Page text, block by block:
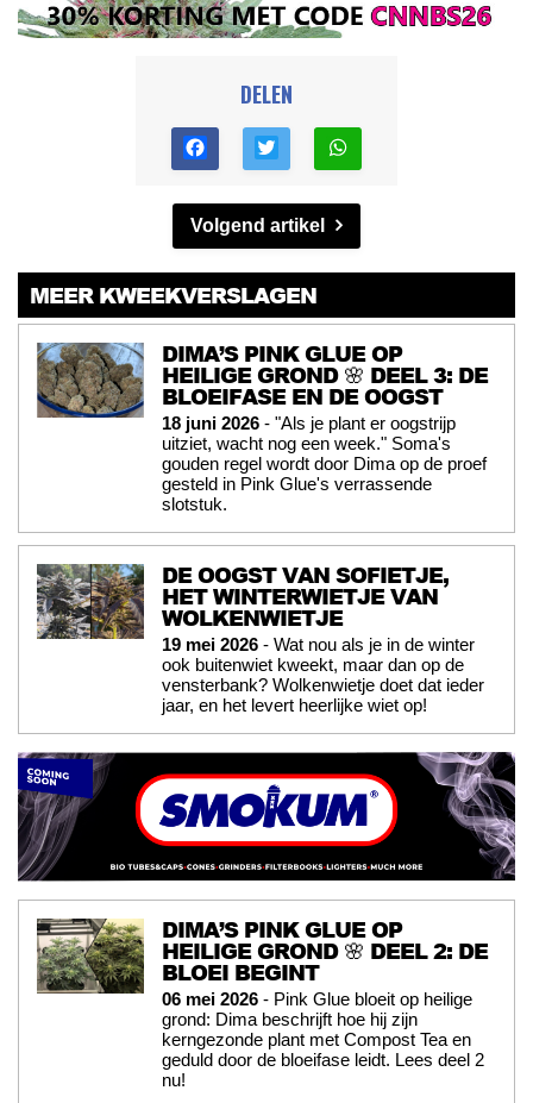
DELEN
Volgend artikel
MEER KWEEKVERSLAGEN
DIMA’S PINK GLUE OP
HEILIGE GROND 🌸 DEEL 3: DE
BLOEIFASE EN DE OOGST
18 juni 2026 - "Als je plant er oogstrijp
uitziet, wacht nog een week." Soma's
gouden regel wordt door Dima op de proef
gesteld in Pink Glue's verrassende
slotstuk.
DE OOGST VAN SOFIETJE,
HET WINTERWIETJE VAN
WOLKENWIETJE
19 mei 2026 - Wat nou als je in de winter
ook buitenwiet kweekt, maar dan op de
vensterbank? Wolkenwietje doet dat ieder
jaar, en het levert heerlijke wiet op!
DIMA’S PINK GLUE OP
HEILIGE GROND 🌸 DEEL 2: DE
BLOEI BEGINT
06 mei 2026 - Pink Glue bloeit op heilige
grond: Dima beschrijft hoe hij zijn
kerngezonde plant met Compost Tea en
geduld door de bloeifase leidt. Lees deel 2
nu!